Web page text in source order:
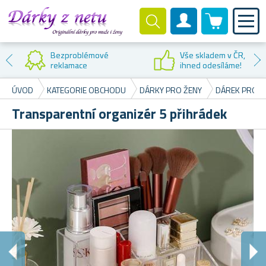
Zákaznický účet
0 produktů
Bezproblémové
reklamace
Vše skladem v ČR,
ihned odesíláme!
ÚVOD
KATEGORIE OBCHODU DÁRKY PRO ŽENY DÁREK PRO
Transparentní organizér 5 přihrádek